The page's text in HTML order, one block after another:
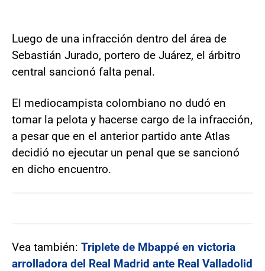
Luego de una infracción dentro del área de
Sebastián Jurado, portero de Juárez, el árbitro
central sancionó falta penal.
El mediocampista colombiano no dudó en
tomar la pelota y hacerse cargo de la infracción,
a pesar que en el anterior partido ante Atlas
decidió no ejecutar un penal que se sancionó
en dicho encuentro.
Vea también: Triplete de Mbappé en victoria
arrolladora del Real Madrid ante Real Valladolid